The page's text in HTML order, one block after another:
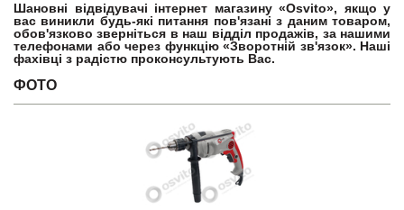
Шановні відвідувачі інтернет магазину «Osvito», якщо у
вас виникли будь-які питання пов'язані з даним товаром,
обов'язково зверніться в наш відділ продажів, за нашими
телефонами або через функцію «Зворотній зв'язок». Наші
фахівці з радістю проконсультують Вас.
ФОТО